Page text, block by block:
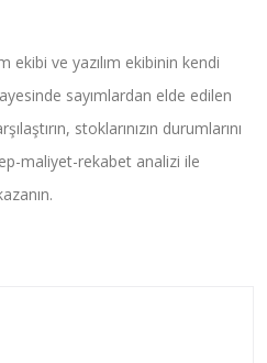
ekibi ve yazılım ekibinin kendi
sayımlardan elde edilen
stoklarınızın durumlarını
maliyet-rekabet analizi ile